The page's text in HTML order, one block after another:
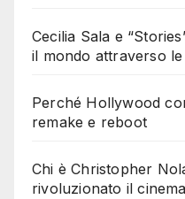
Cecilia Sala e
il mondo attraverso
Perché Hollywood
remake e reboot
Chi è Christopher
rivoluzionato il